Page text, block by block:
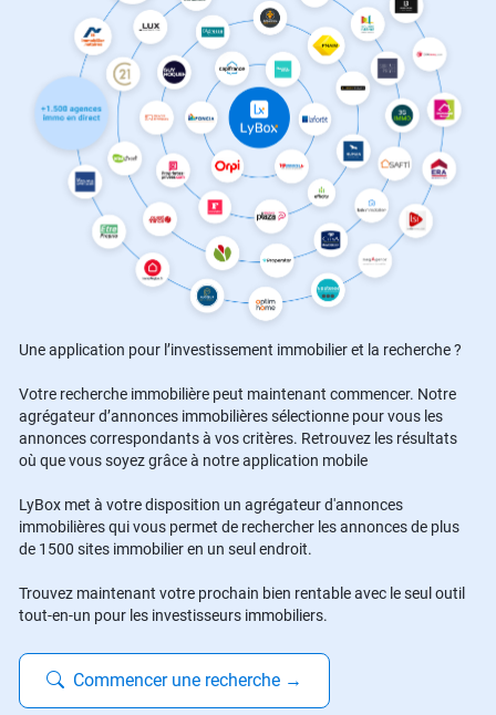
Une application pour l’investissement immobilier et la recherche ?
Votre recherche immobilière peut maintenant commencer. Notre
agrégateur d’annonces immobilières sélectionne pour vous les
annonces correspondants à vos critères. Retrouvez les résultats
où que vous soyez grâce à notre application mobile
LyBox met à votre disposition un agrégateur d'annonces
immobilières qui vous permet de rechercher les annonces de plus
de 1500 sites immobilier en un seul endroit.
Trouvez maintenant votre prochain bien rentable avec le seul outil
tout-en-un pour les investisseurs immobiliers.
Commencer une recherche →